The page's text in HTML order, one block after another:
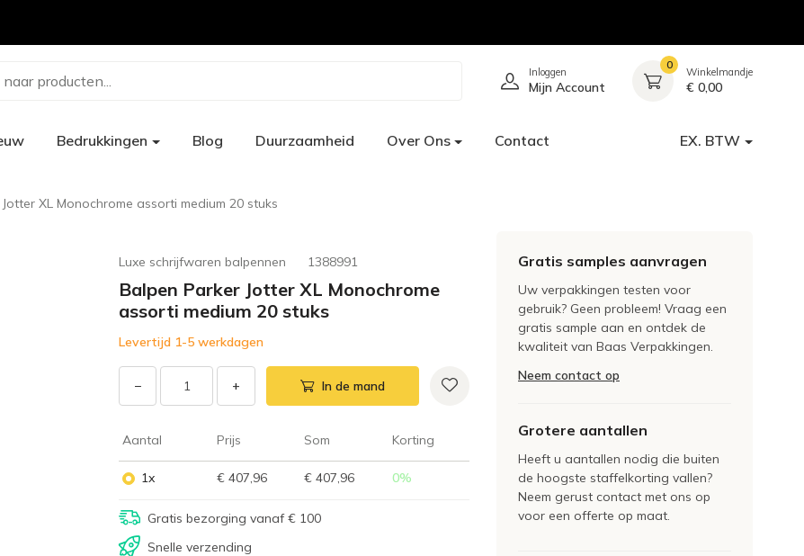
producten... Inloggen
Mijn Account
0
Winkelmandje
€ 0,00
Bedrukkingen Blog Duurzaamheid Over Ons Contact EX. BTW
XL Monochrome assorti medium 20 stuks
Luxe schrijfwaren balpennen 1388991
Balpen Parker Jotter XL Monochrome
assorti medium 20 stuks
Levertijd 1-5 werkdagen
− + In de mand
Aantal Prijs Som Korting
1x € 407,96 € 407,96 0%
Gratis bezorging vanaf € 100
Snelle verzending
Gratis samples aanvragen
Uw verpakkingen testen voor
gebruik? Geen probleem! Vraag een
gratis sample aan en ontdek de
kwaliteit van Baas Verpakkingen.
Neem contact op
Grotere aantallen
Heeft u aantallen nodig die buiten
de hoogste staffelkorting vallen?
Neem gerust contact met ons op
voor een offerte op maat.